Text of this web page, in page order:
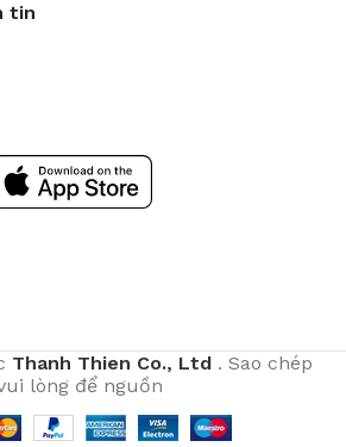
tin
Thanh Thien Co., Ltd. Sao chép
lòng để nguồn